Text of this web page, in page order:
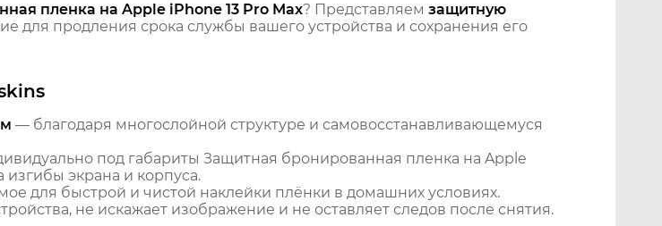
пленка на Apple iPhone 13 Pro Max? Представляем защитную
для продления срока службы вашего устройства и сохранения его
— благодаря многослойной структуре и самовосстанавливающемуся
под габариты Защитная бронированная пленка на Apple
изгибы экрана и корпуса.
для быстрой и чистой наклейки плёнки в домашних условиях.
не искажает изображение и не оставляет следов после снятия.